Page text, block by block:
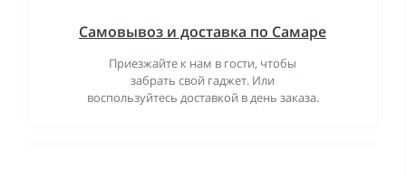
Самовывоз и доставка по Самаре
Приезжайте к нам в гости, чтобы
забрать свой гаджет. Или
воспользуйтесь доставкой в день заказа.